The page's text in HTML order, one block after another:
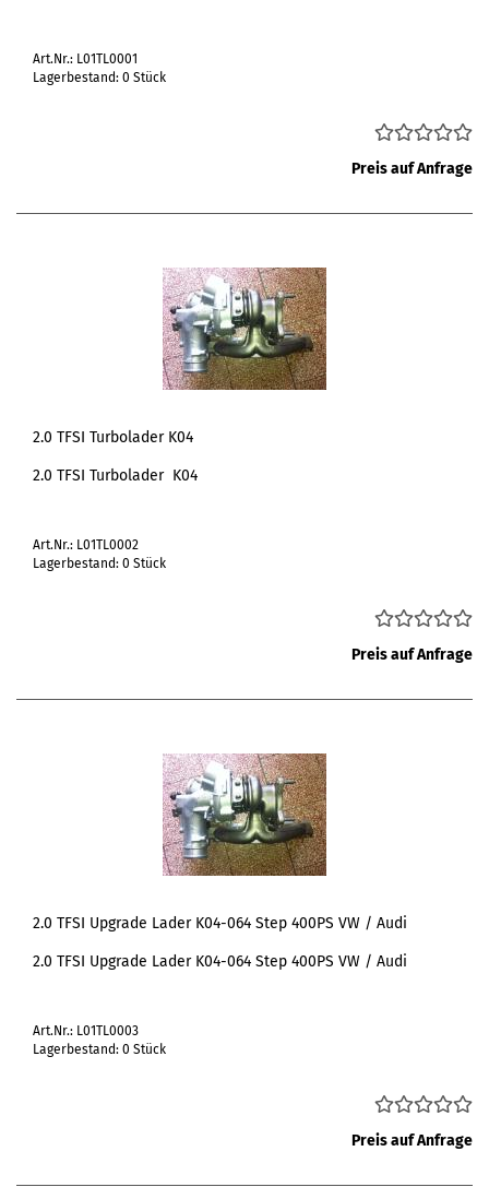
Art.Nr.: L01TL0001
Lagerbestand: 0 Stück
Preis auf Anfrage
2.0 TFSI Turbolader K04
2.0 TFSI Turbolader K04
Art.Nr.: L01TL0002
Lagerbestand: 0 Stück
Preis auf Anfrage
2.0 TFSI Upgrade Lader K04-064 Step 400PS VW / Audi
2.0 TFSI Upgrade Lader K04-064 Step 400PS VW / Audi
Art.Nr.: L01TL0003
Lagerbestand: 0 Stück
Preis auf Anfrage